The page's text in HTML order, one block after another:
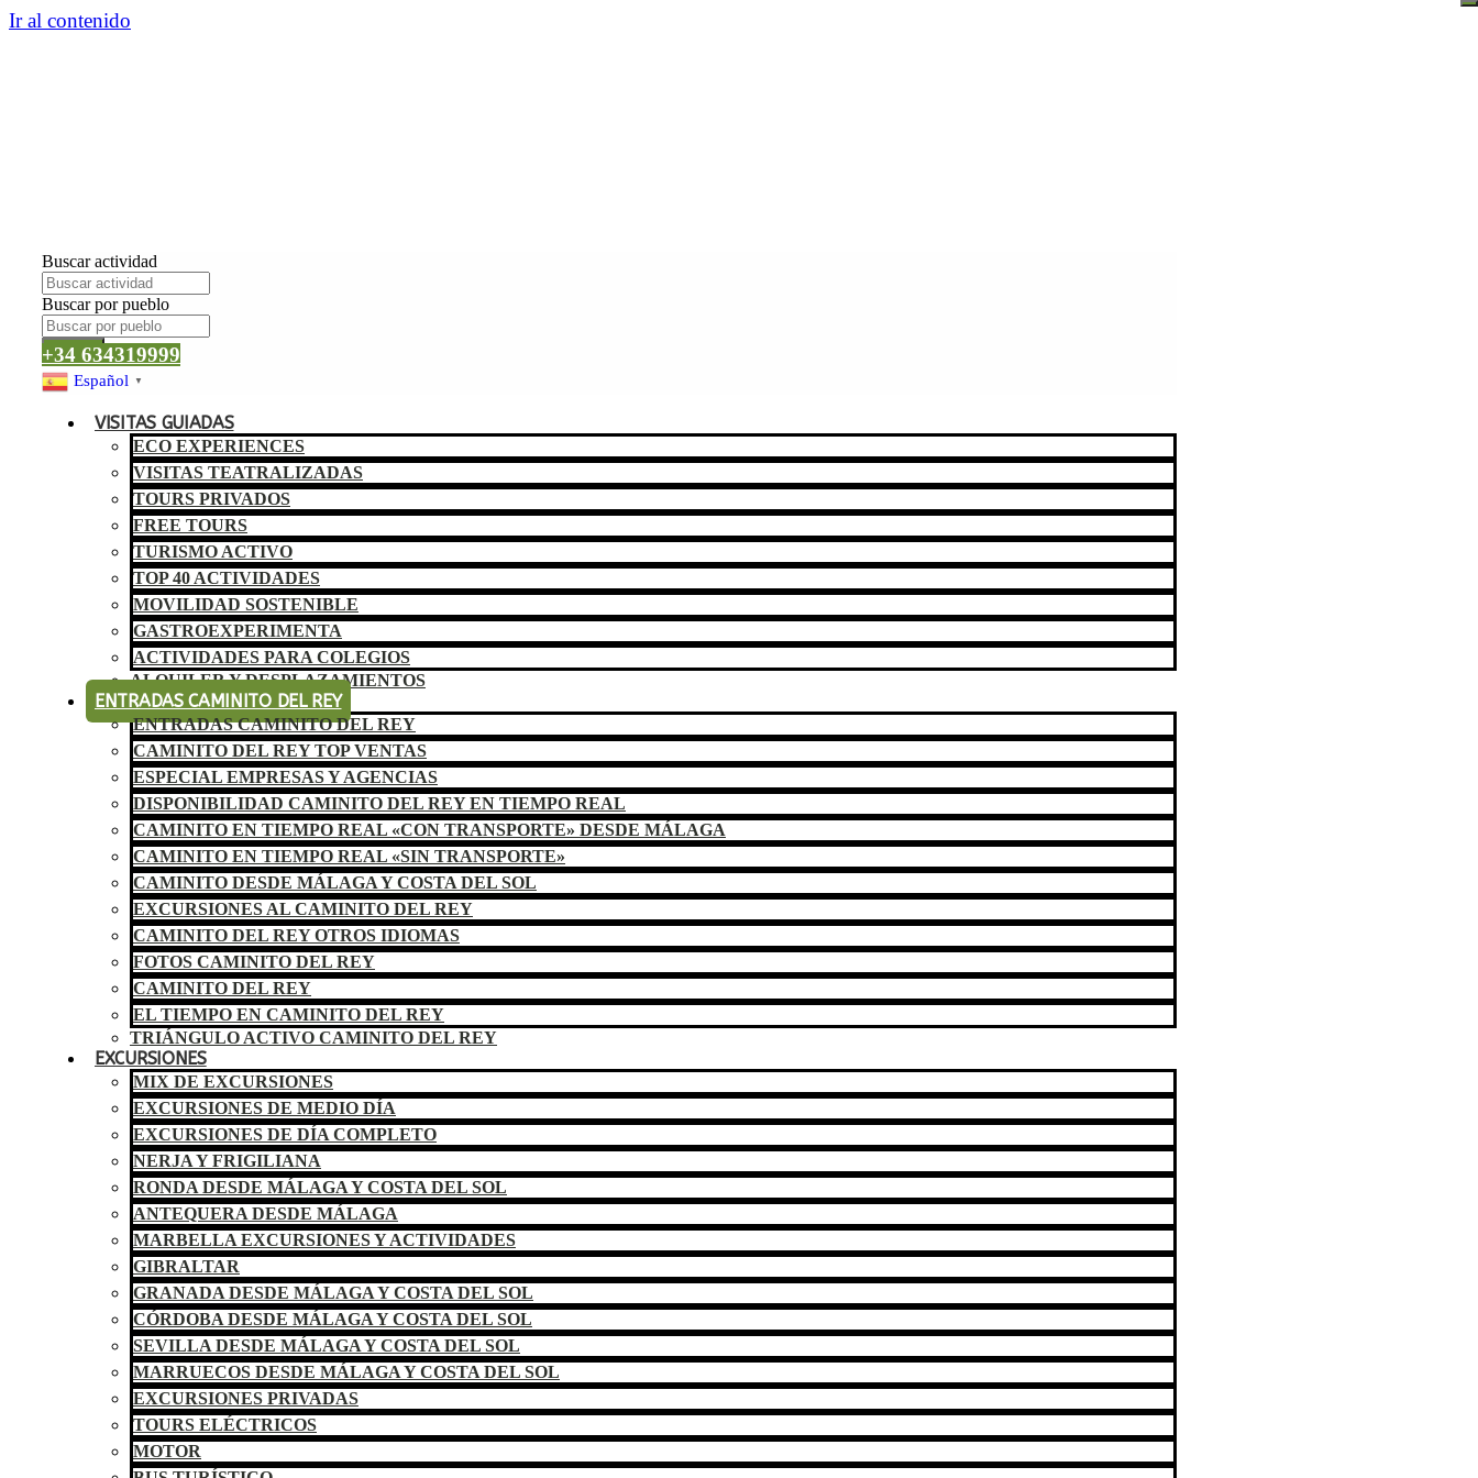
Ir al contenido
Buscar actividad
Buscar por pueblo
Buscar
+34 634319999
Español ▼
VISITAS GUIADAS
ECO EXPERIENCES
VISITAS TEATRALIZADAS
TOURS PRIVADOS
FREE TOURS
TURISMO ACTIVO
TOP 40 ACTIVIDADES
MOVILIDAD SOSTENIBLE
GASTROEXPERIMENTA
ACTIVIDADES PARA COLEGIOS
ALQUILER Y DESPLAZAMIENTOS
ENTRADAS CAMINITO DEL REY
ENTRADAS CAMINITO DEL REY
CAMINITO DEL REY TOP VENTAS
ESPECIAL EMPRESAS Y AGENCIAS
DISPONIBILIDAD CAMINITO DEL REY EN TIEMPO REAL
CAMINITO EN TIEMPO REAL «CON TRANSPORTE» DESDE MÁLAGA
CAMINITO EN TIEMPO REAL «SIN TRANSPORTE»
CAMINITO DESDE MÁLAGA Y COSTA DEL SOL
EXCURSIONES AL CAMINITO DEL REY
CAMINITO DEL REY OTROS IDIOMAS
FOTOS CAMINITO DEL REY
CAMINITO DEL REY
EL TIEMPO EN CAMINITO DEL REY
TRIÁNGULO ACTIVO CAMINITO DEL REY
EXCURSIONES
MIX DE EXCURSIONES
EXCURSIONES DE MEDIO DÍA
EXCURSIONES DE DÍA COMPLETO
NERJA Y FRIGILIANA
RONDA DESDE MÁLAGA Y COSTA DEL SOL
ANTEQUERA DESDE MÁLAGA
MARBELLA EXCURSIONES Y ACTIVIDADES
GIBRALTAR
GRANADA DESDE MÁLAGA Y COSTA DEL SOL
CÓRDOBA DESDE MÁLAGA Y COSTA DEL SOL
SEVILLA DESDE MÁLAGA Y COSTA DEL SOL
MARRUECOS DESDE MÁLAGA Y COSTA DEL SOL
EXCURSIONES PRIVADAS
TOURS ELÉCTRICOS
MOTOR